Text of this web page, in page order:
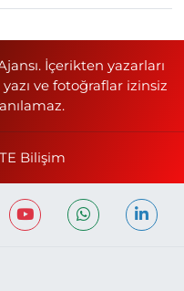
İçerikten yazarları
ve fotoğraflar izinsiz
TE Bilişim